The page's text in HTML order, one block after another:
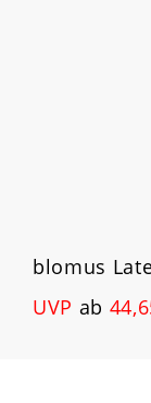
blomus
UVP ab